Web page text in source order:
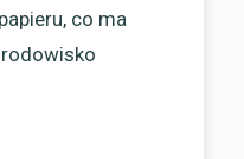
co ma